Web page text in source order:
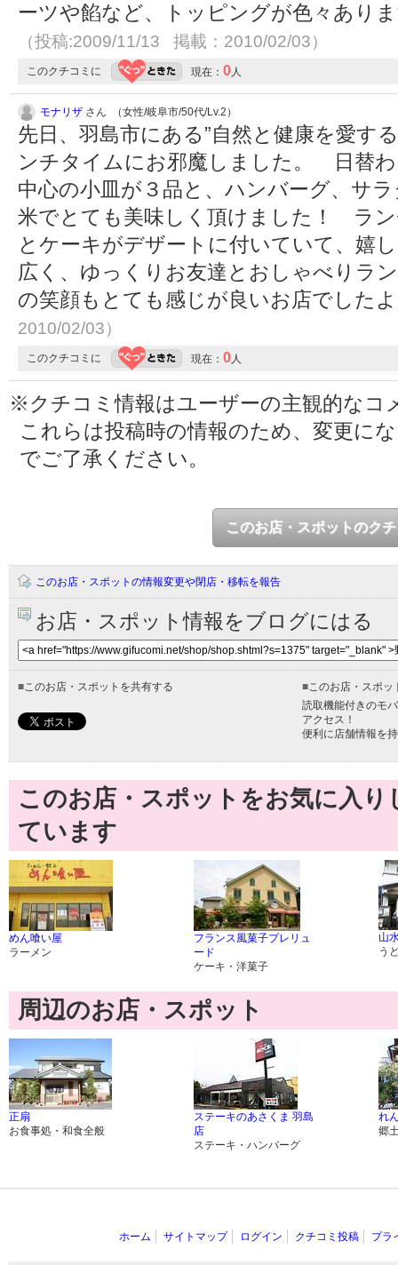
ーツや餡など、トッピングが色々あり
（投稿:2009/11/13 掲載：2010/02/03）
このクチコミに 現在： 0人
モナリザ さん （女性/岐阜市/50代/Lv.2）
先日、羽島市にある”自然と健康を愛す
ンチタイムにお邪魔しました。 日替
中心の小皿が３品と、ハンバーグ、サ
米でとても美味しく頂けました！ ラ
とケーキがデザートに付いていて、嬉
広く、ゆっくりお友達とおしゃべりラ
の笑顔もとても感じが良いお店でした
2010/02/03）
このクチコミに 現在： 0人
※クチコミ情報はユーザーの主観的なコ
これらは投稿時の情報のため、変更に
でご了承ください。
このお店・スポットのク
このお店・スポットの情報変更や閉店・移転を報告
お店・スポット情報をブログにはる
■このお店・スポットを共有する ■このお店・スポッ
読取機能付きのモ
アクセス！
便利に店舗情報を
このお店・スポットをお気に入
ています
めん喰い屋
ラーメン
フランス風菓子プレリュ
ード
ケーキ・洋菓子
山
う
周辺のお店・スポット
正扇
お食事処・和食全般
ステーキのあさくま 羽島
店
ステーキ・ハンバーグ
れ
郷
ホーム サイトマップ ログイン クチコミ投稿 プラ